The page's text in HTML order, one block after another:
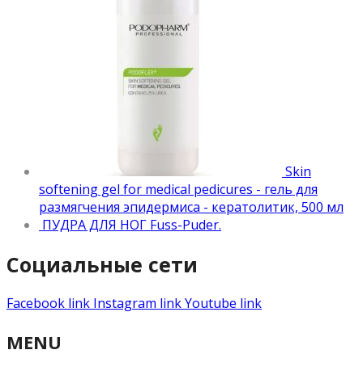
Skin
softening gel for medical pedicures - гель для
размягчения эпидермиса - кератолитик, 500 мл
ПУДРА ДЛЯ НОГ Fuss-Puder.
Социальные сети
Facebook link Instagram linkYoutube link
MENU